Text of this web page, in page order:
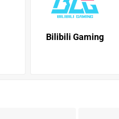
Bilibili Gaming